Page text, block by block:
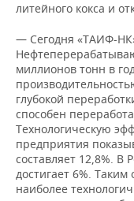
литейного кокса и
— Сегодня «ТАИФ-
миллионов тонн в
глубокой
способен
Технологическую
предприятия
составляет 12,8%. В
достигает 6%.
наиболее